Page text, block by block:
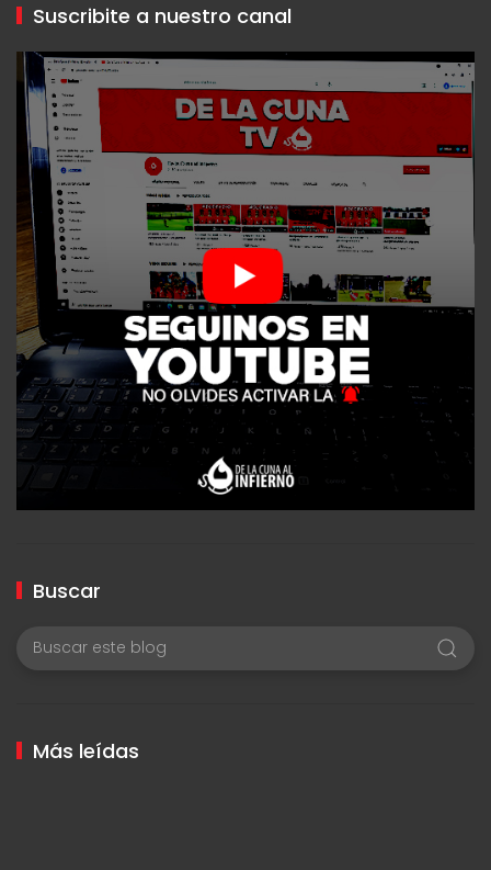
Suscribite a nuestro canal
Buscar
Más leídas